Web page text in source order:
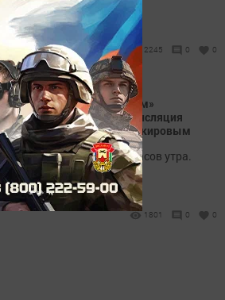
2245 0 0
На сайте ИА «Татар-информ»
организована прямая трансляция
прощания с Ильгамом Шакировым
Церемония начнется в 9 часов утра.
1801 0 0